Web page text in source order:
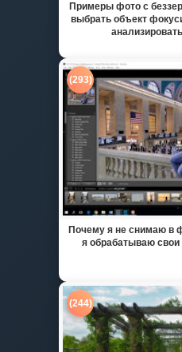
Примеры фото с
выбрать объект
(293)
Почему я не снимаю в
я обрабатываю
(244)